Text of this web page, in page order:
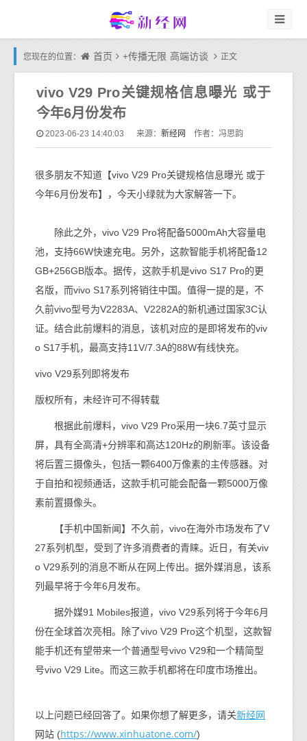
您现在的位置： 首页 +传播无限 高端访谈 正文
vivo V29 Pro关键规格信息曝光 或于
今年6月份发布
2023-06-23 14:40:03 来源： 新经网 作者：冯思韵
很多朋友不知道【vivo V29 Pro关键规格信息曝光 或于
今年6月份发布】，今天小绿就为大家解答一下。
除此之外，vivo V29 Pro将配备5000mAh大容量电
池，支持66W快速充电。另外，这款智能手机将配备12
GB+256GB版本。据传，这款手机是vivo S17 Pro的更
名版，而vivo S17系列将销往中国。值得一提的是，不
久前vivo型号为V2283A、V2282A的新机通过国家3C认
证。结合此前爆料的消息，该机对应的是即将发布的viv
o S17手机，最高支持11V/7.3A的88W有线快充。
vivo V29系列即将发布
版权所有，未经许可不得转载
根据此前爆料，vivo V29 Pro采用一块6.7英寸显示
屏，具有全高清+分辨率和高达120Hz的刷新率。该设备
将后置三摄像头，包括一颗6400万像素的主传感器。对
于自拍和视频通话，这款手机可能会配备一颗5000万像
素前置摄像头。
【手机中国新闻】不久前，vivo在海外市场发布了V
27系列机型，受到了许多消费者的青睐。近日，有关viv
o V29系列的消息不断从在网上传出。据外媒消息，该系
列最早将于今年6月发布。
据外媒91 Mobiles报道，vivo V29系列将于今年6月
份在全球首次亮相。除了vivo V29 Pro这个机型，这款智
能手机还有望带来一个普通型号vivo V29和一个精简型
号vivo V29 Lite。而这三款手机都将在印度市场推出。
以上问题已经回答了。如果你想了解更多，请关新经网
网站 (https://www.xinhuatone.com/)